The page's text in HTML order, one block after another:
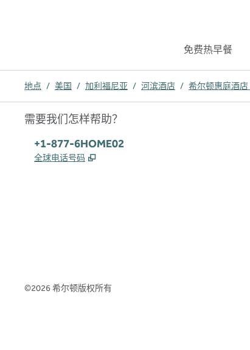
免费热早餐
地点 / 美国 / 加利福尼亚 / 河滨酒店 / 希尔顿惠庭酒
需要我们怎样帮助？
电话:
+1-877-6HOME02
全球电话号码 ,
©2026希尔顿版权所有